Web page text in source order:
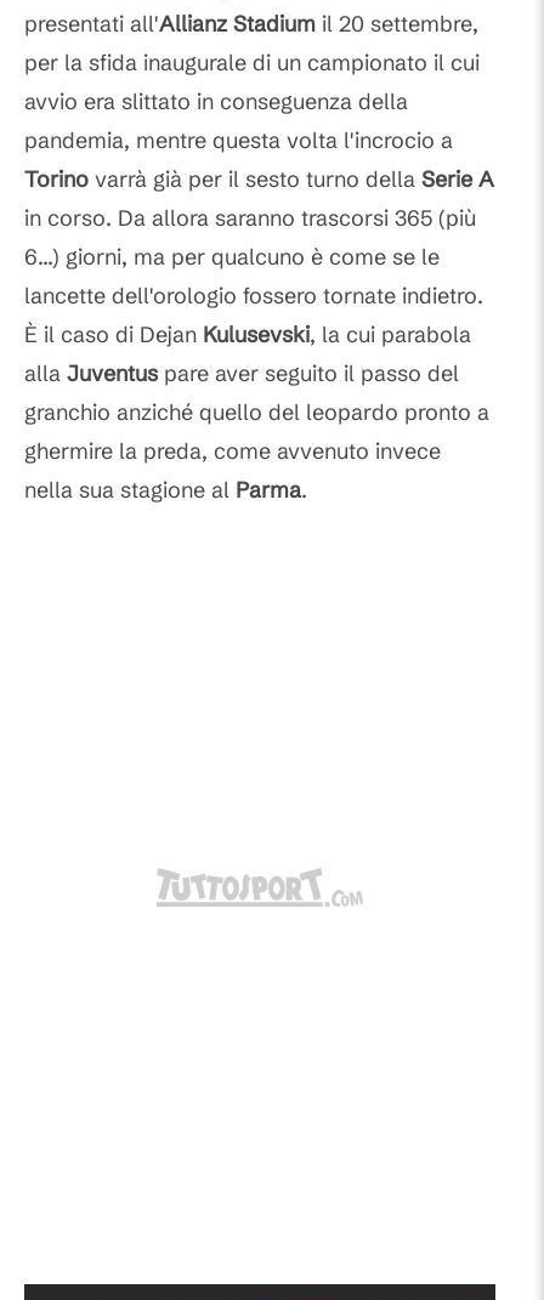
presentati all'Allianz Stadium il 20 settembre,
per la sfida inaugurale di un campionato il cui
avvio era slittato in conseguenza della
pandemia, mentre questa volta l'incrocio a
Torino varrà già per il sesto turno della Serie A
in corso. Da allora saranno trascorsi 365 (più
6...) giorni, ma per qualcuno è come se le
lancette dell'orologio fossero tornate indietro.
È il caso di Dejan Kulusevski, la cui parabola
alla Juventus pare aver seguito il passo del
granchio anziché quello del leopardo pronto a
ghermire la preda, come avvenuto invece
nella sua stagione al Parma.